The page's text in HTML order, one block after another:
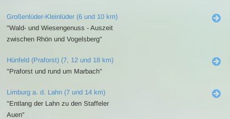
Großenlüder-Kleinlüder (6 und 10 km)
"Wald- und Wiesengenuss - Auszeit
zwischen Rhön und Vogelsberg"
Hünfeld (Praforst) (7, 12 und 18 km)
"Praforst und rund um Marbach"
Limburg a. d. Lahn (7 und 14 km)
"Entlang der Lahn zu den Staffeler
Auen"